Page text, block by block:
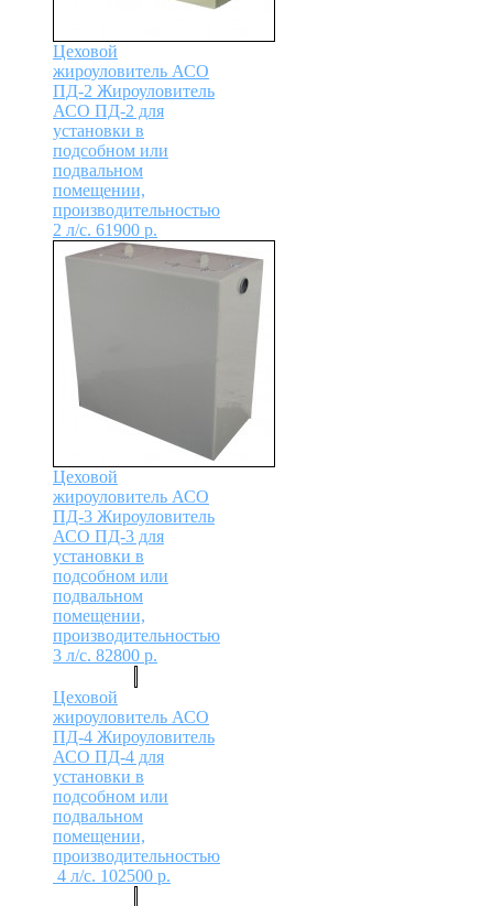
Цеховой
жироуловитель АСО
ПД-2 Жироуловитель
АСО ПД-2 для
установки в
подсобном или
подвальном
помещении,
производительностью
2 л/с. 61900 р.
Цеховой
жироуловитель АСО
ПД-3 Жироуловитель
АСО ПД-3 для
установки в
подсобном или
подвальном
помещении,
производительностью
3 л/с. 82800 р.
Цеховой
жироуловитель АСО
ПД-4 Жироуловитель
АСО ПД-4 для
установки в
подсобном или
подвальном
помещении,
производительностью
4 л/с. 102500 р.